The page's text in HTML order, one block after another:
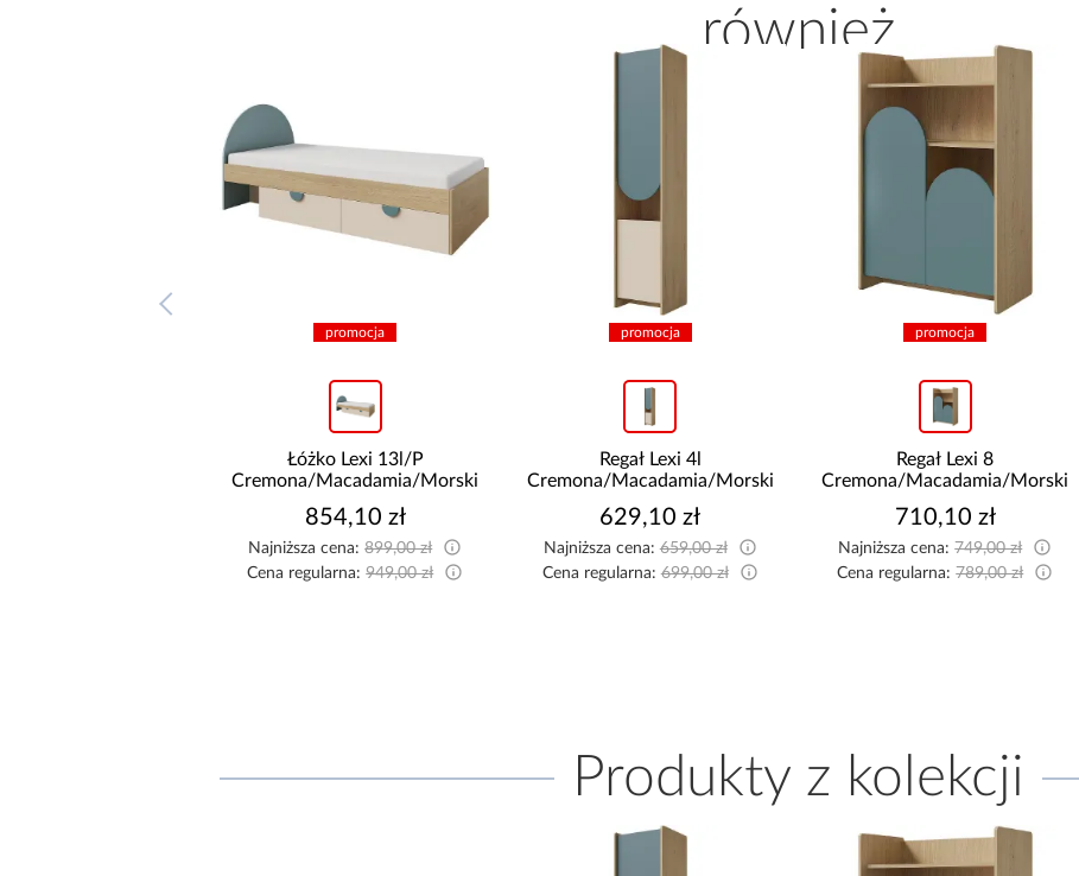
również
promocja
Łóżko Lexi 13l/P
Cremona/Macadamia/Morski
854,10 zł
Najniższa cena:899,00 zł
Cena regularna:949,00 zł
promocja
Regał Lexi 4l
Cremona/Macadamia/Morski
629,10 zł
Najniższa cena:659,00 zł
Cena regularna:699,00 zł
promocja
Regał Lexi 8
Cremona/Macadamia/Morski
710,10 zł
Najniższa cena:749,00 zł
Cena regularna:789,00 zł
Produkty z kolekcji